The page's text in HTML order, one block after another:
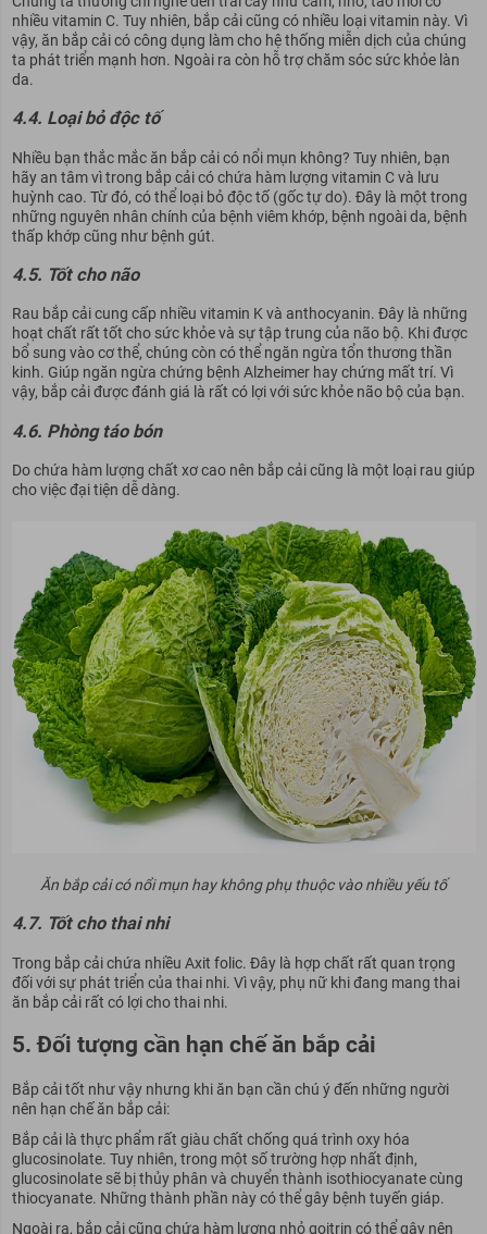
nhiều vitamin C. Tuy nhiên, bắp cải cũng có nhiều loại vitamin này. Vì
vậy, ăn bắp cải có công dụng làm cho hệ thống miễn dịch của chúng
ta phát triển mạnh hơn. Ngoài ra còn hỗ trợ chăm sóc sức khỏe làn
da.
4.4. Loại bỏ độc tố
Nhiều bạn thắc mắc ăn bắp cải có nổi mụn không? Tuy nhiên, bạn
hãy an tâm vì trong bắp cải có chứa hàm lượng vitamin C và lưu
huỳnh cao. Từ đó, có thể loại bỏ độc tố (gốc tự do). Đây là một trong
những nguyên nhân chính của bệnh viêm khớp, bệnh ngoài da, bệnh
thấp khớp cũng như bệnh gút.
4.5. Tốt cho não
Rau bắp cải cung cấp nhiều vitamin K và anthocyanin. Đây là những
hoạt chất rất tốt cho sức khỏe và sự tập trung của não bộ. Khi được
bổ sung vào cơ thể, chúng còn có thể ngăn ngừa tổn thương thần
kinh. Giúp ngăn ngừa chứng bệnh Alzheimer hay chứng mất trí. Vì
vậy, bắp cải được đánh giá là rất có lợi với sức khỏe não bộ của bạn.
4.6. Phòng táo bón
Do chứa hàm lượng chất xơ cao nên bắp cải cũng là một loại rau giúp
cho việc đại tiện dễ dàng.
Ăn bắp cải có nổi mụn hay không phụ thuộc vào nhiều yếu tố
4.7. Tốt cho thai nhi
Trong bắp cải chứa nhiều Axit folic. Đây là hợp chất rất quan trọng
đối với sự phát triển của thai nhi. Vì vậy, phụ nữ khi đang mang thai
ăn bắp cải rất có lợi cho thai nhi.
5. Đối tượng cần hạn chế ăn bắp cải
Bắp cải tốt như vậy nhưng khi ăn bạn cần chú ý đến những người
nên hạn chế ăn bắp cải:
Bắp cải là thực phẩm rất giàu chất chống quá trình oxy hóa
glucosinolate. Tuy nhiên, trong một số trường hợp nhất định,
glucosinolate sẽ bị thủy phân và chuyển thành isothiocyanate cùng
thiocyanate. Những thành phần này có thể gây bệnh tuyến giáp.
Ngoài ra, bắp cải cũng chứa hàm lượng nhỏ goitrin có thể gây nên